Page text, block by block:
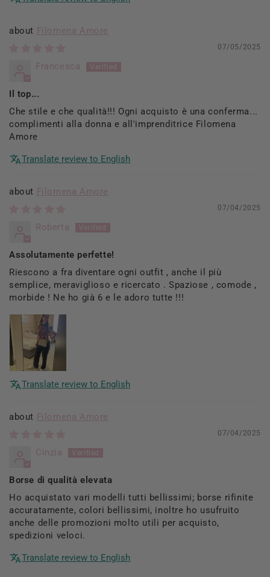
Filomena Amore
07/05/2025
Francesca
Il top...
Che stile e che qualità!!! Ogni acquisto è una conferma...
complimenti alla donna e all'imprenditrice Filomena
Amore
Translate review to English
Filomena Amore
07/04/2025
Roberta
Assolutamente perfette!
Riescono a fra diventare ogni outfit , anche il più
semplice, meraviglioso e ricercato . Spaziose , comode ,
morbide ! Ne ho già 6 e le adoro tutte !!!
Translate review to English
Filomena Amore
07/04/2025
Cinzia
Borse di qualità elevata
Ho acquistato vari modelli tutti bellissimi; borse rifinite
accuratamente, colori bellissimi, inoltre ho usufruito
anche delle promozioni molto utili per acquisto,
spedizioni veloci.
Translate review to English